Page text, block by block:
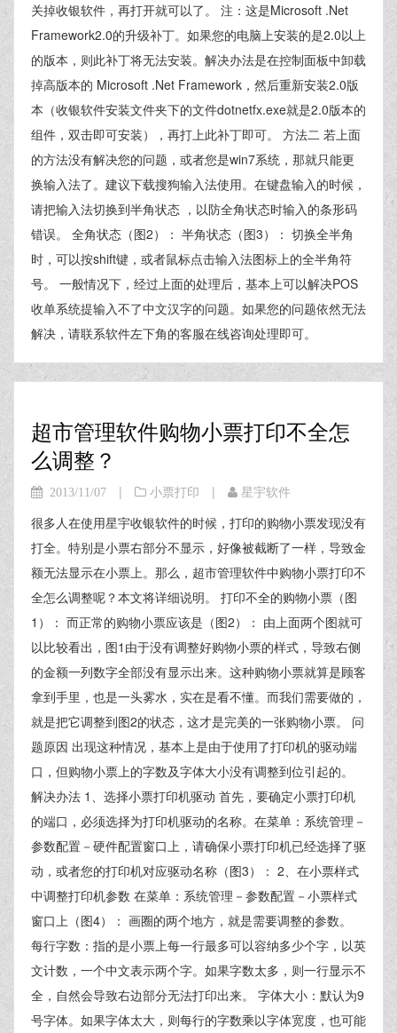
关掉收银软件，再打开就可以了。 注：这是Microsoft .Net
Framework2.0的升级补丁。如果您的电脑上安装的是2.0以上
的版本，则此补丁将无法安装。解决办法是在控制面板中卸载
掉高版本的 Microsoft .Net Framework，然后重新安装2.0版
本（收银软件安装文件夹下的文件dotnetfx.exe就是2.0版本的
组件，双击即可安装），再打上此补丁即可。 方法二 若上面
的方法没有解决您的问题，或者您是win7系统，那就只能更
换输入法了。建议下载搜狗输入法使用。在键盘输入的时候，
请把输入法切换到半角状态 ，以防全角状态时输入的条形码
错误。 全角状态（图2）： 半角状态（图3）： 切换全半角
时，可以按shift键，或者鼠标点击输入法图标上的全半角符
号。 一般情况下，经过上面的处理后，基本上可以解决POS
收单系统提输入不了中文汉字的问题。如果您的问题依然无法
解决，请联系软件左下角的客服在线咨询处理即可。
超市管理软件购物小票打印不全怎
么调整？
2013/11/07 | 小票打印 | 星宇软件
很多人在使用星宇收银软件的时候，打印的购物小票发现没有
打全。特别是小票右部分不显示，好像被截断了一样，导致金
额无法显示在小票上。那么，超市管理软件中购物小票打印不
全怎么调整呢？本文将详细说明。 打印不全的购物小票（图
1）： 而正常的购物小票应该是（图2）： 由上面两个图就可
以比较看出，图1由于没有调整好购物小票的样式，导致右侧
的金额一列数字全部没有显示出来。这种购物小票就算是顾客
拿到手里，也是一头雾水，实在是看不懂。而我们需要做的，
就是把它调整到图2的状态，这才是完美的一张购物小票。 问
题原因 出现这种情况，基本上是由于使用了打印机的驱动端
口，但购物小票上的字数及字体大小没有调整到位引起的。
解决办法 1、选择小票打印机驱动 首先，要确定小票打印机
的端口，必须选择为打印机驱动的名称。在菜单：系统管理－
参数配置－硬件配置窗口上，请确保小票打印机已经选择了驱
动，或者您的打印机对应驱动名称（图3）： 2、在小票样式
中调整打印机参数 在菜单：系统管理－参数配置－小票样式
窗口上（图4）： 画圈的两个地方，就是需要调整的参数。
每行字数：指的是小票上每一行最多可以容纳多少个字，以英
文计数，一个中文表示两个字。如果字数太多，则一行显示不
全，自然会导致右边部分无法打印出来。 字体大小：默认为9
号字体。如果字体太大，则每行的字数乘以字体宽度，也可能